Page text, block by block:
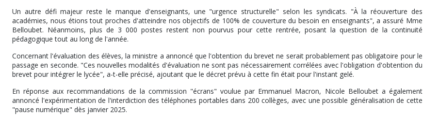
Un autre défi majeur reste le manque d'enseignants, une "urgence structurelle" selon les syndicats. "À la réouverture des
académies, nous étions tout proches d'atteindre nos objectifs de 100% de couverture du besoin en enseignants", a assuré Mme
Belloubet. Néanmoins, plus de 3 000 postes restent non pourvus pour cette rentrée, posant la question de la continuité
pédagogique tout au long de l'année.
Concernant l'évaluation des élèves, la ministre a annoncé que l'obtention du brevet ne serait probablement pas obligatoire pour le
passage en seconde. "Ces nouvelles modalités d'évaluation ne sont pas nécessairement corrélées avec l'obligation d'obtention du
brevet pour intégrer le lycée", a-t-elle précisé, ajoutant que le décret prévu à cette fin était pour l'instant gelé.
En réponse aux recommandations de la commission "écrans" voulue par Emmanuel Macron, Nicole Belloubet a également
annoncé l'expérimentation de l'interdiction des téléphones portables dans 200 collèges, avec une possible généralisation de cette
"pause numérique" dès janvier 2025.